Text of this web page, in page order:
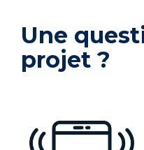
Une
projet ?